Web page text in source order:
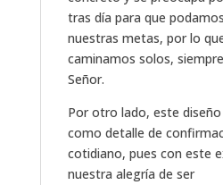
tras día para que
nuestras metas, por lo
caminamos solos,
Señor.
Por otro lado, este
como detalle de
cotidiano, pues con este
nuestra alegría de ser